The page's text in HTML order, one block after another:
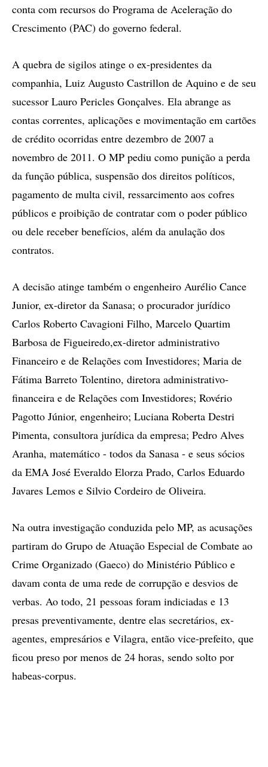
conta com recursos do Programa de Aceleração do
Crescimento (PAC) do governo federal.
A quebra de sigilos atinge o ex-presidentes da
companhia, Luiz Augusto Castrillon de Aquino e de seu
sucessor Lauro Pericles Gonçalves. Ela abrange as
contas correntes, aplicações e movimentação em cartões
de crédito ocorridas entre dezembro de 2007 a
novembro de 2011. O MP pediu como punição a perda
da função pública, suspensão dos direitos políticos,
pagamento de multa civil, ressarcimento aos cofres
públicos e proibição de contratar com o poder público
ou dele receber benefícios, além da anulação dos
contratos.
A decisão atinge também o engenheiro Aurélio Cance
Junior, ex-diretor da Sanasa; o procurador jurídico
Carlos Roberto Cavagioni Filho, Marcelo Quartim
Barbosa de Figueiredo,ex-diretor administrativo
Financeiro e de Relações com Investidores; Maria de
Fátima Barreto Tolentino, diretora administrativo-
financeira e de Relações com Investidores; Rovério
Pagotto Júnior, engenheiro; Luciana Roberta Destri
Pimenta, consultora jurídica da empresa; Pedro Alves
Aranha, matemático - todos da Sanasa - e seus sócios
da EMA José Everaldo Elorza Prado, Carlos Eduardo
Javares Lemos e Silvio Cordeiro de Oliveira.
Na outra investigação conduzida pelo MP, as acusações
partiram do Grupo de Atuação Especial de Combate ao
Crime Organizado (Gaeco) do Ministério Público e
davam conta de uma rede de corrupção e desvios de
verbas. Ao todo, 21 pessoas foram indiciadas e 13
presas preventivamente, dentre elas secretários, ex-
agentes, empresários e Vilagra, então vice-prefeito, que
ficou preso por menos de 24 horas, sendo solto por
habeas-corpus.